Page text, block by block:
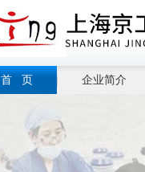
首 页 企业简介